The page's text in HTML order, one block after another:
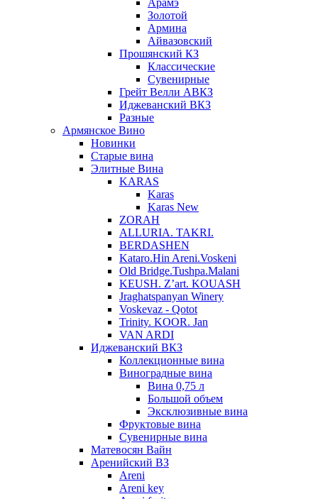
Арамэ
Золотой
Армина
Айвазовский
Прошянский КЗ
Классические
Сувенирные
Грейт Велли АВКЗ
Иджеванский ВКЗ
Разные
Армянское Вино
Новинки
Старые вина
Элитные Вина
KARAS
Karas
Karas New
ZORAH
ALLURIA. TAKRI.
BERDASHEN
Kataro.Hin Areni.Voskeni
Old Bridge.Tushpa.Malani
KEUSH. Z’art. KOUASH
Jraghatspanyan Winery
Voskevaz - Qotot
Trinity. KOOR. Jan
VAN ARDI
Иджеванский ВКЗ
Коллекционные вина
Виноградные вина
Вина 0,75 л
Большой объем
Эксклюзивные вина
Фруктовые вина
Cувенирные вина
Матевосян Вайн
Аренийский ВЗ
Areni
Areni key